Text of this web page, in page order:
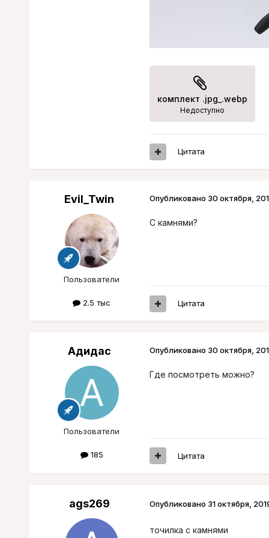
комплект .jpg_.webp
Недоступно
Цитата
Evil_Twin
Пользователи
2.5 тыс
Опубликовано 30 октября,
С камнями?
Цитата
Адидас
Пользователи
185
Опубликовано 30 октября,
Где посмотреть можно?
Цитата
ags269 Опубликовано 31 октября,
точилка с камнями